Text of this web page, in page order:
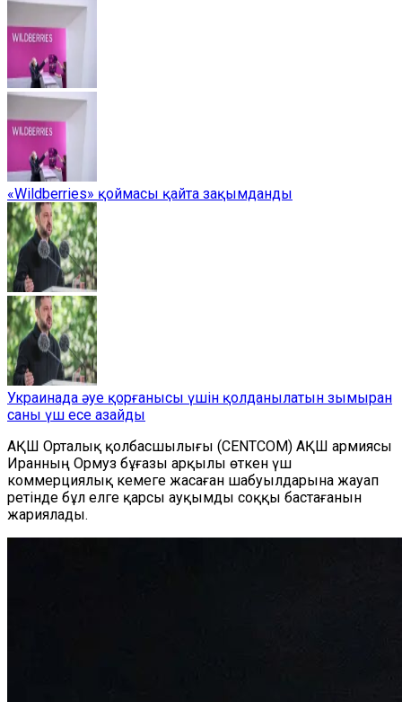
«Wildberries» қоймасы қайта зақымданды
Украинада әуе қорғанысы үшін қолданылатын зымыран
саны үш есе азайды
АҚШ Орталық қолбасшылығы (CENTCOM) АҚШ армиясы
Иранның Ормуз бұғазы арқылы өткен үш
коммерциялық кемеге жасаған шабуылдарына жауап
ретінде бұл елге қарсы ауқымды соққы бастағанын
жариялады.